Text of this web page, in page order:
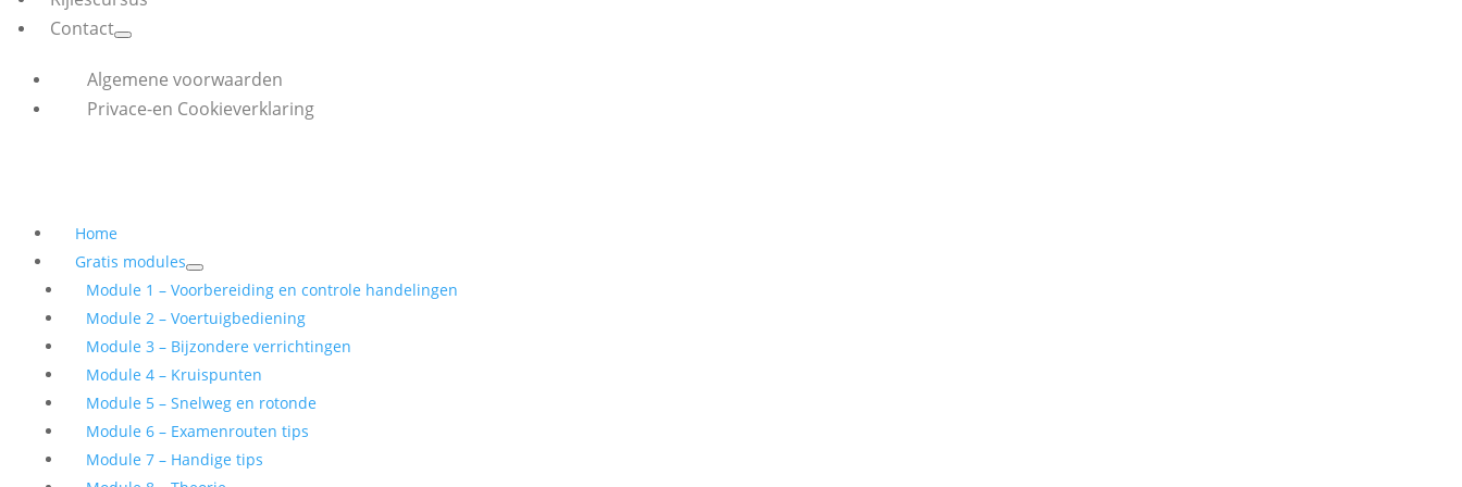
Contact
Algemene voorwaarden
Privace-en Cookieverklaring
Home
Gratis modules
Module 1 – Voorbereiding en controle handelingen
Module 2 – Voertuigbediening
Module 3 – Bijzondere verrichtingen
Module 4 – Kruispunten
Module 5 – Snelweg en rotonde
Module 6 – Examenrouten tips
Module 7 – Handige tips